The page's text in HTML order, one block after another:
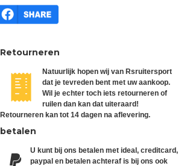
Retourneren
Natuurlijk hopen wij van Rsruitersport
dat je tevreden bent met uw aankoop.
Wil je echter toch iets retourneren of
ruilen dan kan dat uiteraard!
Retourneren kan tot 14 dagen na aflevering.
betalen
U kunt bij ons betalen met ideal, creditcard,
paypal en betalen achteraf is bij ons ook